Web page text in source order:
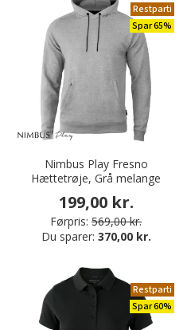
Restparti
Spar 65%
Nimbus Play Fresno
Hættetrøje, Grå melange
199,00 kr.
Førpris: 569,00 kr.
Du sparer: 370,00 kr.
Restparti
Spar 60%